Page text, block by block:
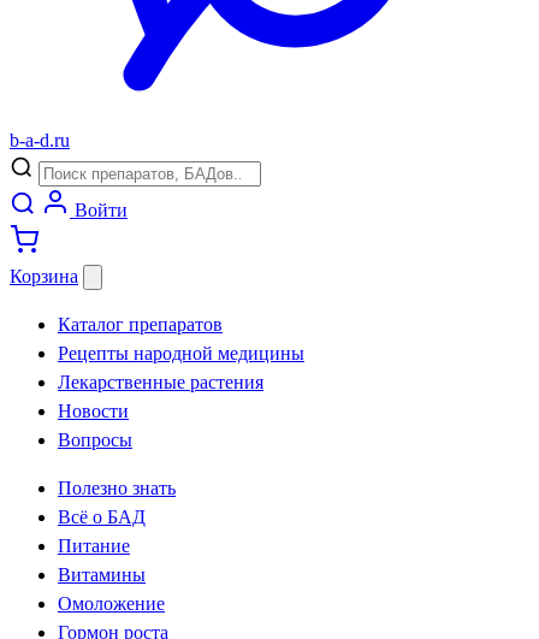
b-a-d.ru
Войти
Корзина
Каталог препаратов
Рецепты народной медицины
Лекарственные растения
Новости
Вопросы
Полезно знать
Всё о БАД
Питание
Витамины
Омоложение
Гормон роста